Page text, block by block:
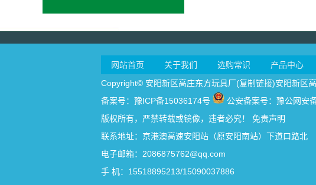
网站首页 关于我们 选购常识 产品中心
Copyright© 安阳新区高庄东方玩具厂(复制链接)安阳新区
备案号： 豫ICP备15036174号
公安备案号：豫公网安
版权所有，严禁转载或镜像，违者必究！ 免责声明
联系地址：京港澳高速安阳站（原安阳南站）下道口路北
电子邮箱：2086875762@qq.com
手 机：15518895213/15090037886